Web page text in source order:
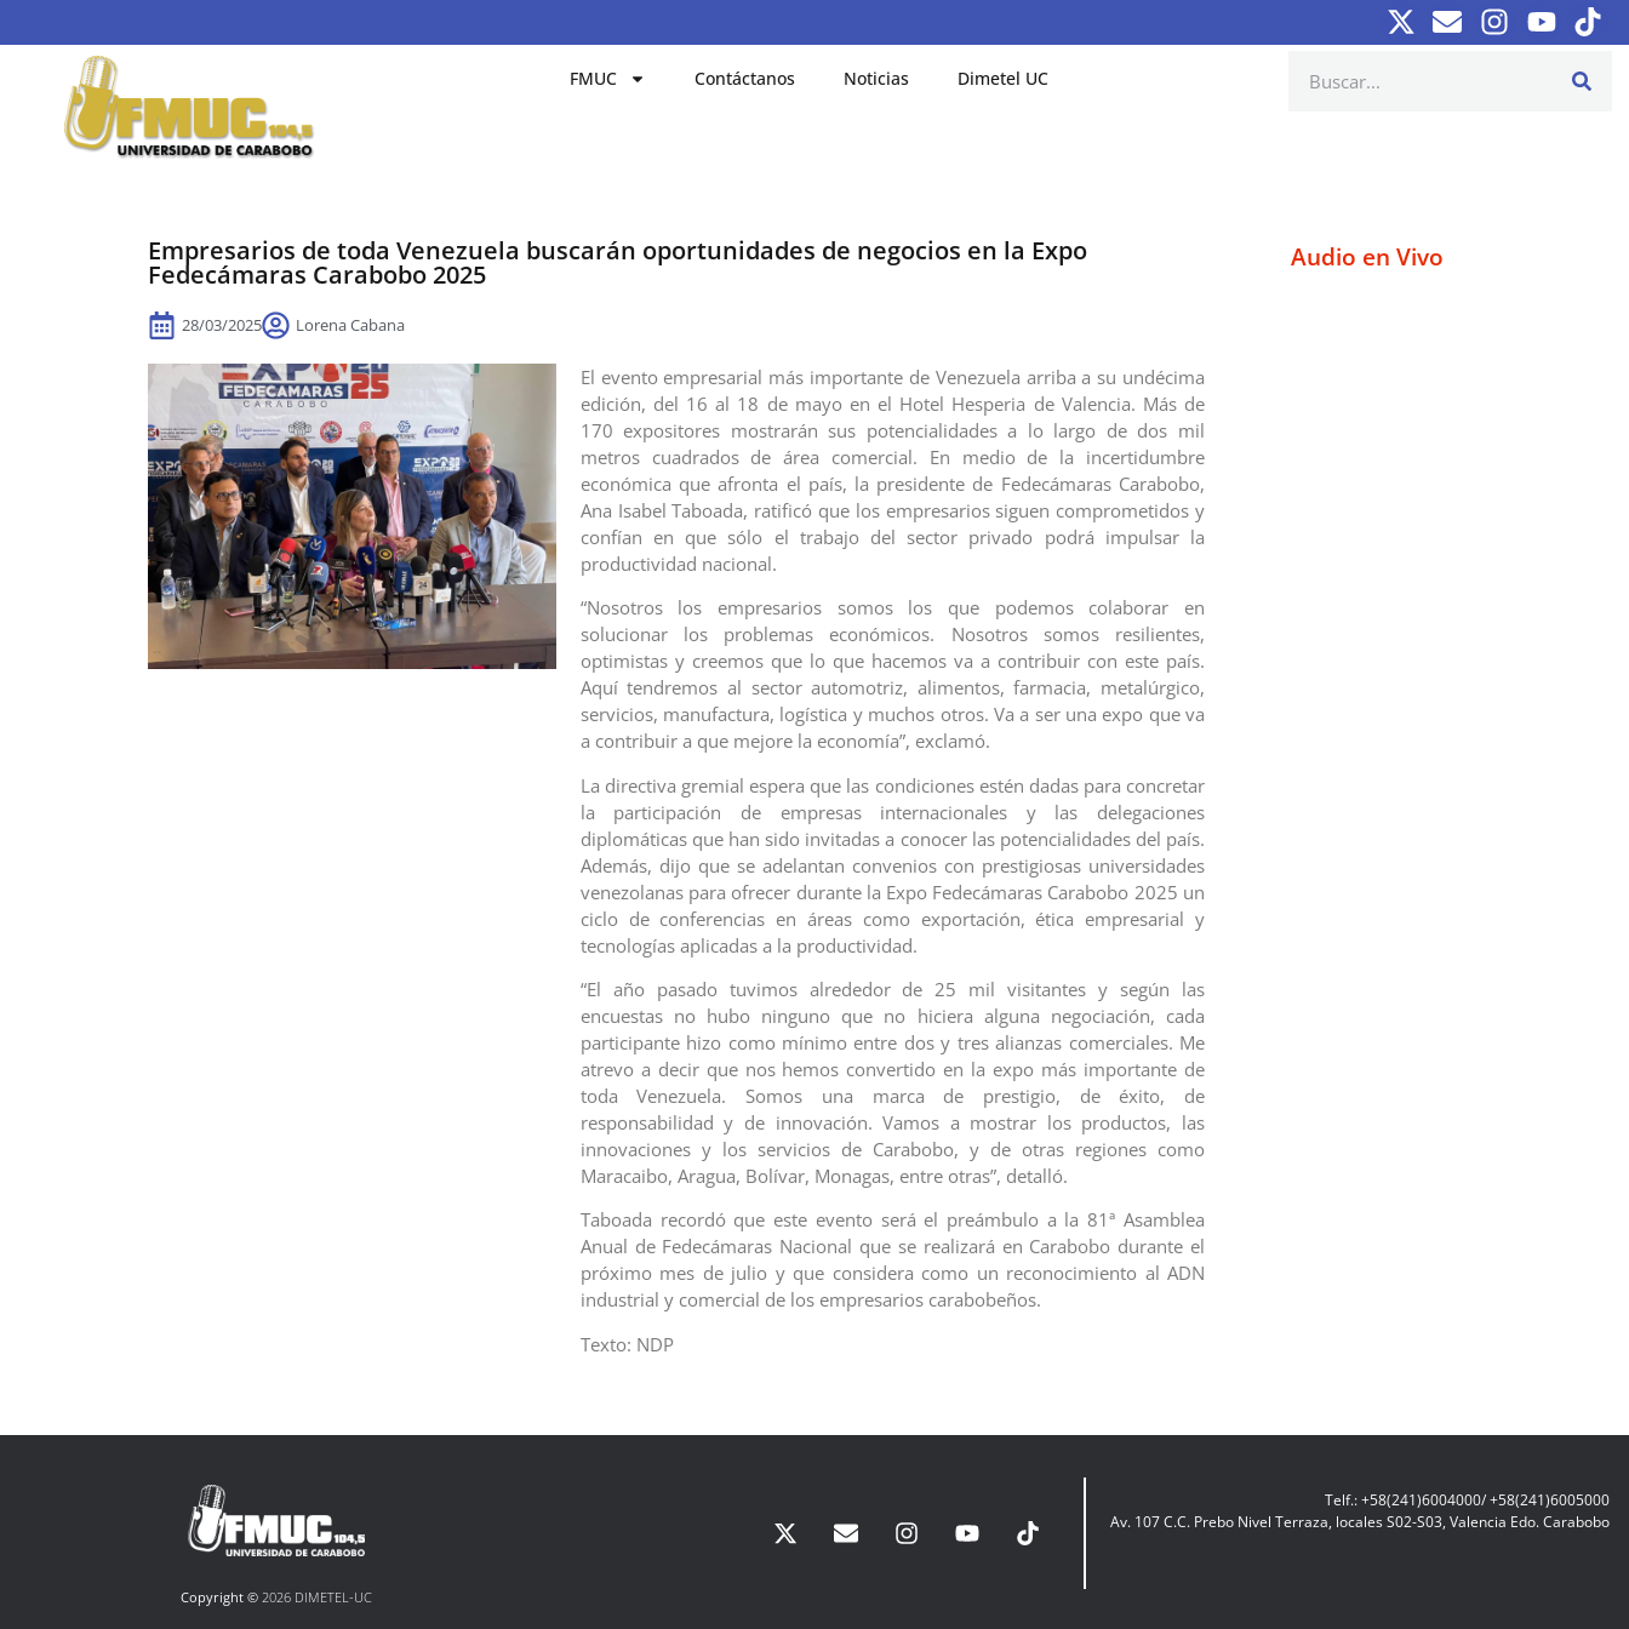
FMUC Contáctanos Noticias Dimetel UC
Empresarios de toda Venezuela buscarán oportunidades de negocios en la Expo
Fedecámaras Carabobo 2025
28/03/2025 Lorena Cabana
El evento empresarial más importante de Venezuela arriba a su undécima
edición, del 16 al 18 de mayo en el Hotel Hesperia de Valencia. Más de
170 expositores mostrarán sus potencialidades a lo largo de dos mil
metros cuadrados de área comercial. En medio de la incertidumbre
económica que afronta el país, la presidente de Fedecámaras Carabobo,
Ana Isabel Taboada, ratificó que los empresarios siguen comprometidos y
confían en que sólo el trabajo del sector privado podrá impulsar la
productividad nacional.
“Nosotros los empresarios somos los que podemos colaborar en
solucionar los problemas económicos. Nosotros somos resilientes,
optimistas y creemos que lo que hacemos va a contribuir con este país.
Aquí tendremos al sector automotriz, alimentos, farmacia, metalúrgico,
servicios, manufactura, logística y muchos otros. Va a ser una expo que va
a contribuir a que mejore la economía”, exclamó.
La directiva gremial espera que las condiciones estén dadas para concretar
la participación de empresas internacionales y las delegaciones
diplomáticas que han sido invitadas a conocer las potencialidades del país.
Además, dijo que se adelantan convenios con prestigiosas universidades
venezolanas para ofrecer durante la Expo Fedecámaras Carabobo 2025 un
ciclo de conferencias en áreas como exportación, ética empresarial y
tecnologías aplicadas a la productividad.
“El año pasado tuvimos alrededor de 25 mil visitantes y según las
encuestas no hubo ninguno que no hiciera alguna negociación, cada
participante hizo como mínimo entre dos y tres alianzas comerciales. Me
atrevo a decir que nos hemos convertido en la expo más importante de
toda Venezuela. Somos una marca de prestigio, de éxito, de
responsabilidad y de innovación. Vamos a mostrar los productos, las
innovaciones y los servicios de Carabobo, y de otras regiones como
Maracaibo, Aragua, Bolívar, Monagas, entre otras”, detalló.
Taboada recordó que este evento será el preámbulo a la 81ª Asamblea
Anual de Fedecámaras Nacional que se realizará en Carabobo durante el
próximo mes de julio y que considera como un reconocimiento al ADN
industrial y comercial de los empresarios carabobeños.
Texto: NDP
Audio en Vivo
Copyright ©2026 DIMETEL-UC
Telf.: +58(241)6004000/ +58(241)6005000
Av. 107 C.C. Prebo Nivel Terraza, locales S02-S03, Valencia Edo. Carabobo